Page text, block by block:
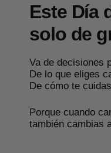
Este Día
solo de
Va de decisiones
De lo que eliges
De cómo te
Porque cuando
también cambias